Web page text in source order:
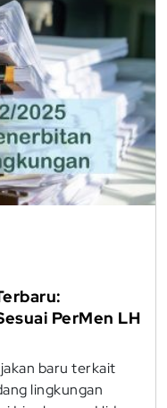
PerMen LH
baru terkait
lingkungan